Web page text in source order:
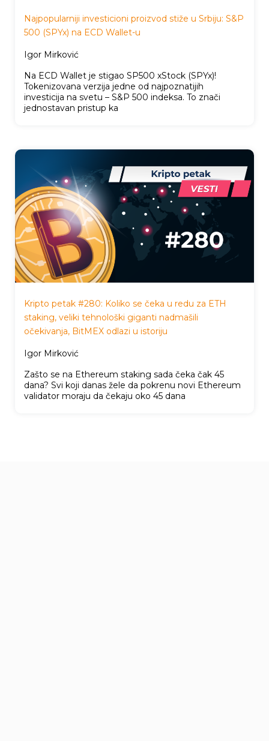
Najpopularniji investicioni proizvod stiže u Srbiju: S&P
500 (SPYx) na ECD Wallet-u
Igor Mirković
Na ECD Wallet je stigao SP500 xStock (SPYx)!
Tokenizovana verzija jedne od najpoznatijih
investicija na svetu – S&P 500 indeksa. To znači
jednostavan pristup ka
Kripto petak #280: Koliko se čeka u redu za ETH
staking, veliki tehnološki giganti nadmašili
očekivanja, BitMEX odlazi u istoriju
Igor Mirković
Zašto se na Ethereum staking sada čeka čak 45
dana? Svi koji danas žele da pokrenu novi Ethereum
validator moraju da čekaju oko 45 dana